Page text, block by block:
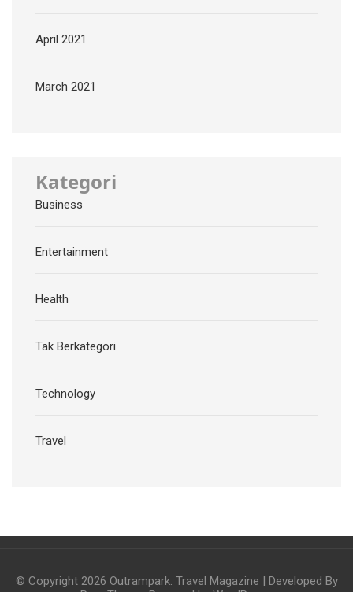
April 2021
March 2021
Kategori
Business
Entertainment
Health
Tak Berkategori
Technology
Travel
© Copyright 2026 Outrampark. Travel Magazine | Developed By